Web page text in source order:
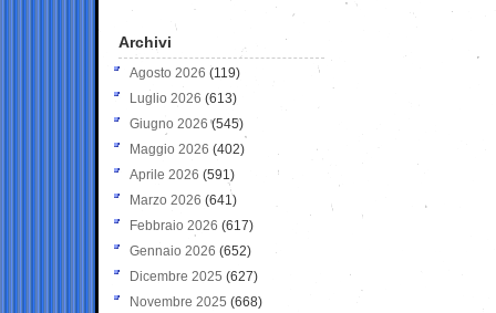
Archivi
Agosto 2026 (119)
Luglio 2026 (613)
Giugno 2026 (545)
Maggio 2026 (402)
Aprile 2026 (591)
Marzo 2026 (641)
Febbraio 2026 (617)
Gennaio 2026 (652)
Dicembre 2025 (627)
Novembre 2025 (668)